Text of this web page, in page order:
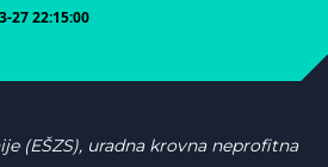
27 22:15:00
(EŠZS), uradna krovna neprofitna